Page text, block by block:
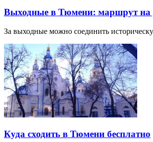
Выходные в Тюмени: маршрут на
За выходные можно соединить
Куда сходить в Тюмени бесплатно